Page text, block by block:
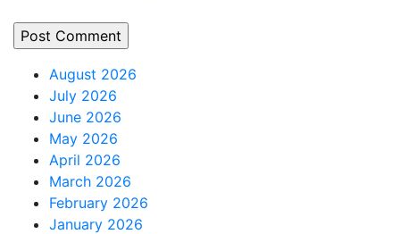
August 2026
July 2026
June 2026
May 2026
April 2026
March 2026
February 2026
January 2026